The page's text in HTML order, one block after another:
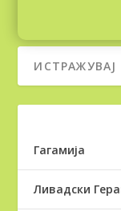
Гагамија
Ливадски